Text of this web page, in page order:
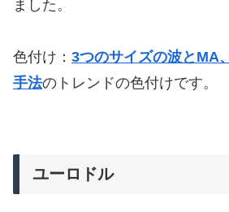
ました。
色付け： 3つのサイズの波とMA
手法のトレンドの色付けです。
ユーロドル